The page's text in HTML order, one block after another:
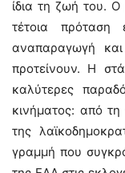
ίδια τη ζωή του.
τέτοια πρόταση
αναπαραγωγή
προτείνουν. Η
καλύτερες
κινήματος: από
της
γραμμή που